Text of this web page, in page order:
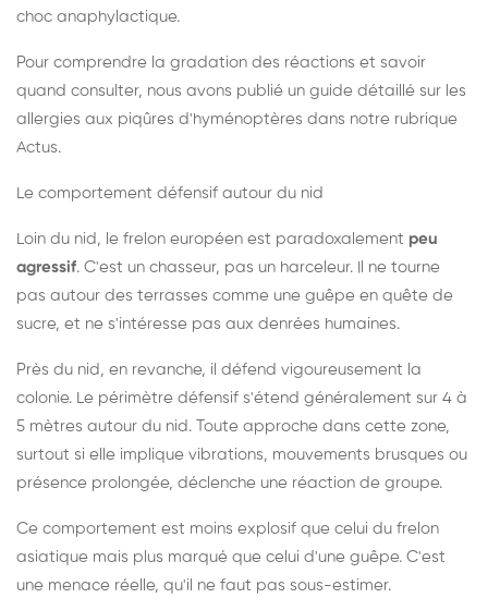
choc anaphylactique.
Pour comprendre la gradation des réactions et savoir
quand consulter, nous avons publié un guide détaillé sur les
allergies aux piqûres d'hyménoptères dans notre rubrique
Actus.
Le comportement défensif autour du nid
Loin du nid, le frelon européen est paradoxalement peu
agressif. C'est un chasseur, pas un harceleur. Il ne tourne
pas autour des terrasses comme une guêpe en quête de
sucre, et ne s'intéresse pas aux denrées humaines.
Près du nid, en revanche, il défend vigoureusement la
colonie. Le périmètre défensif s'étend généralement sur 4 à
5 mètres autour du nid. Toute approche dans cette zone,
surtout si elle implique vibrations, mouvements brusques ou
présence prolongée, déclenche une réaction de groupe.
Ce comportement est moins explosif que celui du frelon
asiatique mais plus marqué que celui d'une guêpe. C'est
une menace réelle, qu'il ne faut pas sous-estimer.